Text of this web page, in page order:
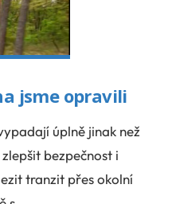
jsme opravili
úplně jinak než
bezpečnost i
tranzit přes okolní